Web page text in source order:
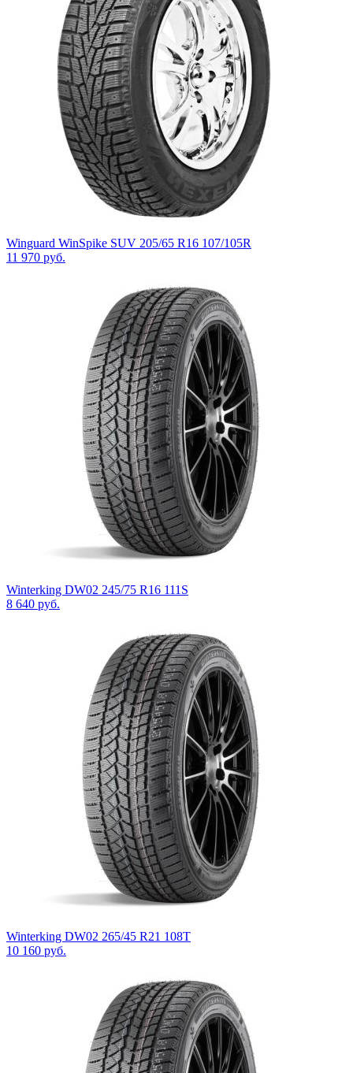
Winguard WinSpike SUV 205/65 R16 107/105R
11 970 руб.
Winterking DW02 245/75 R16 111S
8 640 руб.
Winterking DW02 265/45 R21 108T
10 160 руб.